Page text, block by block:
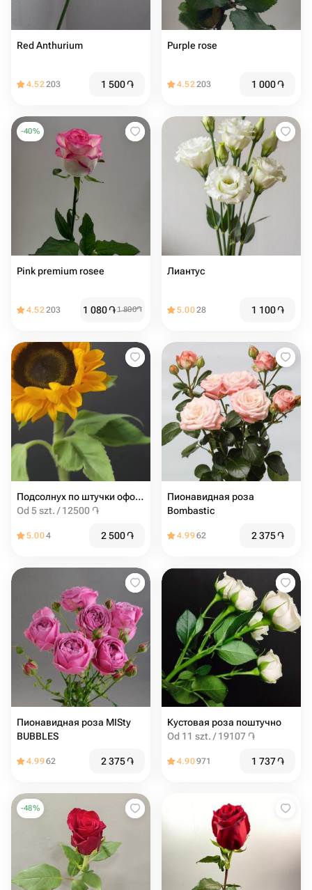
Red Anthurium
4.52203 1 500֏
Purple rose
4.52203 1 000֏
-40%
Pink premium rosee
4.52203 1 080֏1 800֏
Лиантус
5.0028 1 100֏
Подсолнух по штучки оформление бесплатно
Od 5 szt. / 12500 ֏
5.004 2 500֏
Пионавидная роза
Bombastic
4.9962 2 375֏
Пионавидная роза MISty
BUBBLES
4.9962 2 375֏
Кустовая роза поштучно
Od 11 szt. / 19107 ֏
4.90971 1 737֏
-48%